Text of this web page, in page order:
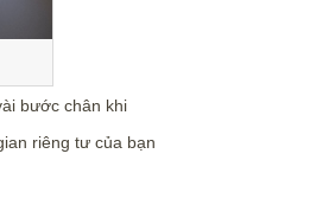
bước chân khi
riêng tư của bạn